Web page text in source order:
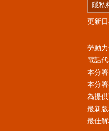
隱私
更新
勞動
電話
本分
本分
為提
最新
最佳